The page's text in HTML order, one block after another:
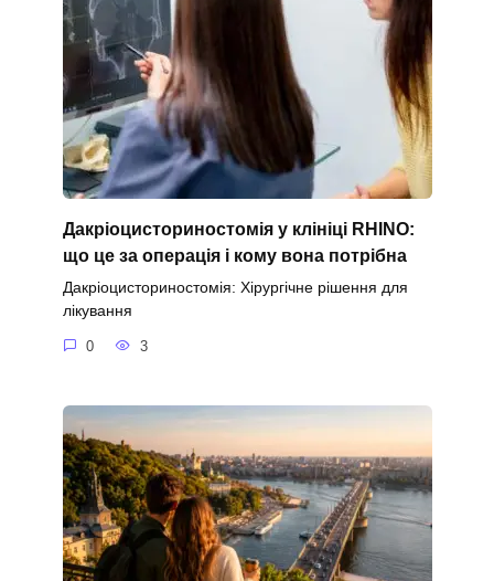
Дакріоцисториностомія у клініці RHINO:
що це за операція і кому вона потрібна
Дакріоцисториностомія: Хірургічне рішення для
лікування
0 3